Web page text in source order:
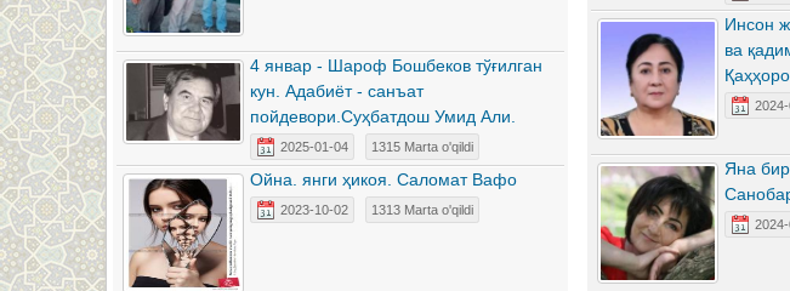
4 январ - Шароф Бошбеков тўғилган
кун. Адабиёт - санъат
пойдевори.Суҳбатдош Умид Али.
2025-01-04 1315 Marta o'qildi
Ойна. янги ҳикоя. Саломат Вафо
2023-10-02 1313 Marta o'qildi
Инсон
ва
Яна бир